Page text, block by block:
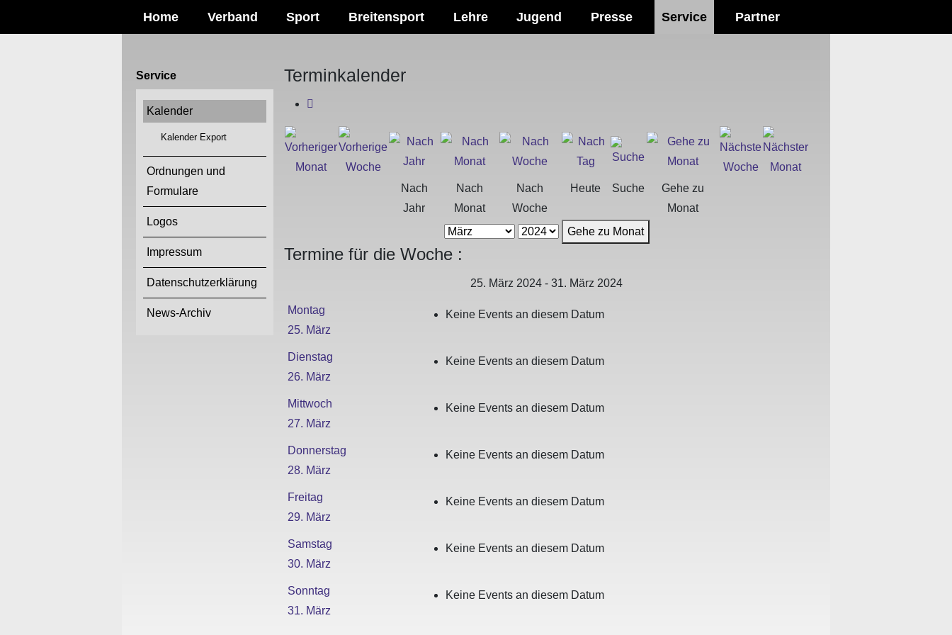
Home Verband Sport Breitensport Lehre Jugend Presse Service Partner
Service
Kalender
Kalender Export
Ordnungen und
Formulare
Logos
Impressum
Datenschutzerklärung
News-Archiv
Terminkalender
Nach
Jahr
Nach
Monat
Nach
Woche
Heute Suche
Gehe zu
Monat
Gehe zu Monat
Termine für die Woche :
25. März 2024 - 31. März 2024
Montag
25. März
Keine Events an diesem Datum
Dienstag
26. März
Keine Events an diesem Datum
Mittwoch
27. März
Keine Events an diesem Datum
Donnerstag
28. März
Keine Events an diesem Datum
Freitag
29. März
Keine Events an diesem Datum
Samstag
30. März
Keine Events an diesem Datum
Sonntag
31. März
Keine Events an diesem Datum